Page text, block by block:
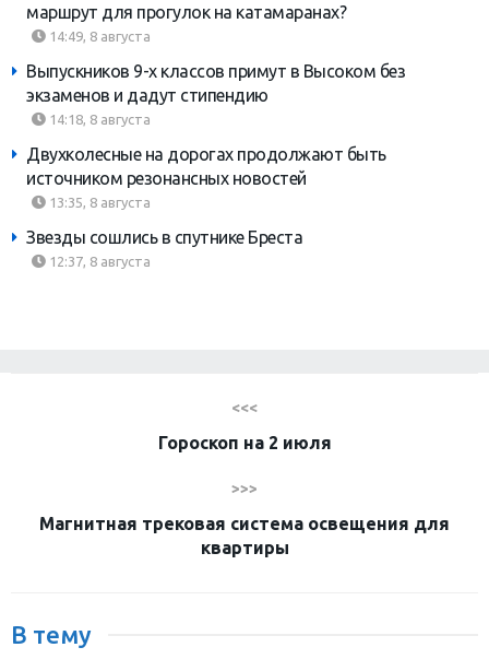
маршрут для прогулок на катамаранах?
14:49, 8 августа
Выпускников 9-х классов примут в Высоком без
экзаменов и дадут стипендию
14:18, 8 августа
Двухколесные на дорогах продолжают быть
источником резонансных новостей
13:35, 8 августа
Звезды сошлись в спутнике Бреста
12:37, 8 августа
<<<
Гороскоп на 2 июля
>>>
Магнитная трековая система освещения для
квартиры
В тему